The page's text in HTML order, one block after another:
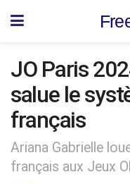
JO Paris
salue le
français
Ariana Gabrielle
français aux Jeux